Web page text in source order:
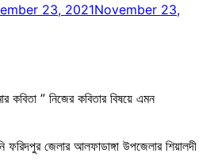
23, 2021November 23,
কবিতা ” নিজের কবিতার বিষয়ে এমন
ফরিদপুর জেলার আলফাডাঙ্গা উপজেলার শিয়ালদী